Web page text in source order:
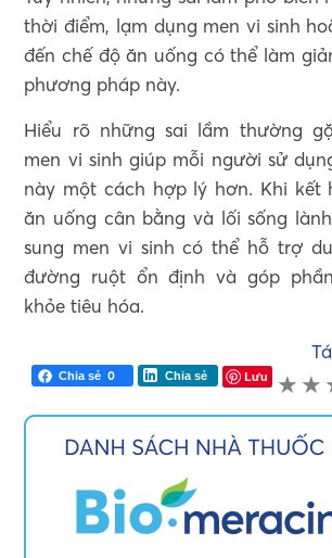
thời điểm, lạm dụng men vi sinh
đến chế độ ăn uống có thể làm
phương pháp này.
Hiểu rõ những sai lầm thường
men vi sinh giúp mỗi người sử
này một cách hợp lý hơn. Khi kết
ăn uống cân bằng và lối sống
sung men vi sinh có thể hỗ trợ
đường ruột ổn định và góp
khỏe tiêu hóa.
★ ★
Chia sẻ 0 Chia sẻ Lưu